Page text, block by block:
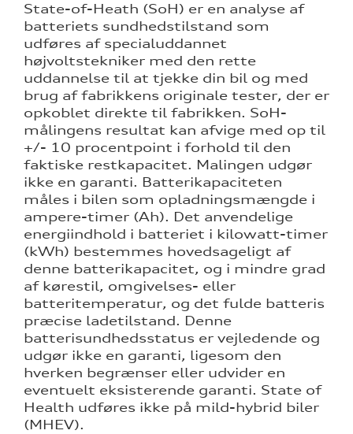
State-of-Heath (SoH) er en analyse af
batteriets sundhedstilstand som
udføres af specialuddannet
højvoltstekniker med den rette
uddannelse til at tjekke din bil og med
brug af fabrikkens originale tester, der er
opkoblet direkte til fabrikken. SoH-
målingens resultat kan afvige med op til
+/- 10 procentpoint i forhold til den
faktiske restkapacitet. Malingen udgør
ikke en garanti. Batterikapaciteten
måles i bilen som opladningsmængde i
ampere-timer (Ah). Det anvendelige
energiindhold i batteriet i kilowatt-timer
(kWh) bestemmes hovedsageligt af
denne batterikapacitet, og i mindre grad
af kørestil, omgivelses- eller
batteritemperatur, og det fulde batteris
præcise ladetilstand. Denne
batterisundhedsstatus er vejledende og
udgør ikke en garanti, ligesom den
hverken begrænser eller udvider en
eventuelt eksisterende garanti. State of
Health udføres ikke på mild-hybrid biler
(MHEV).